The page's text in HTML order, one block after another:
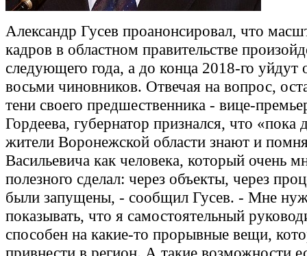
Александр Гусев проанонсировал, что
кадров в областном правительстве
следующего года, а до конца 2018-го уйдут
восьми чиновников. Отвечая на вопрос,
тени своего предшественника - вице-
Гордеева, губернатор признался, что «пока
жители Воронежской области знают и
Васильевича как человека, который очень
полезного сделал: через объекты, через
были запущены, - сообщил Гусев. - Мне
показывать, что я самостоятельный
способен на какие-то прорывные вещи,